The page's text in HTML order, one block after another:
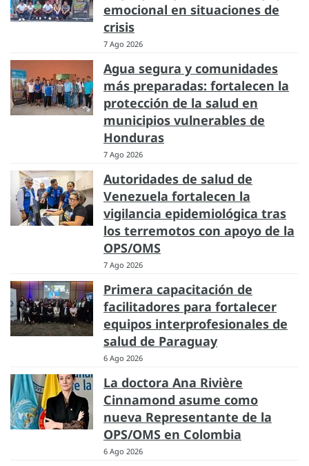
emocional en situaciones de
crisis
7 Ago 2026
Agua segura y comunidades
más preparadas: fortalecen la
protección de la salud en
municipios vulnerables de
Honduras
7 Ago 2026
Autoridades de salud de
Venezuela fortalecen la
vigilancia epidemiológica tras
los terremotos con apoyo de la
OPS/OMS
7 Ago 2026
Primera capacitación de
facilitadores para fortalecer
equipos interprofesionales de
salud de Paraguay
6 Ago 2026
La doctora Ana Rivière
Cinnamond asume como
nueva Representante de la
OPS/OMS en Colombia
6 Ago 2026